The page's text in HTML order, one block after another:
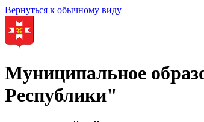
Вернуться к обычному виду
Муниципальное
Республики"